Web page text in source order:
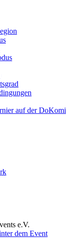
auf der DoKomi
e.V.
dem Event